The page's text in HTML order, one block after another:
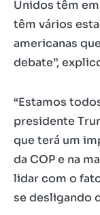
Unidos têm
têm vários
americanas
debate”,
“Estamos
presidente
que terá um
da COP e na
lidar com o
se desligando